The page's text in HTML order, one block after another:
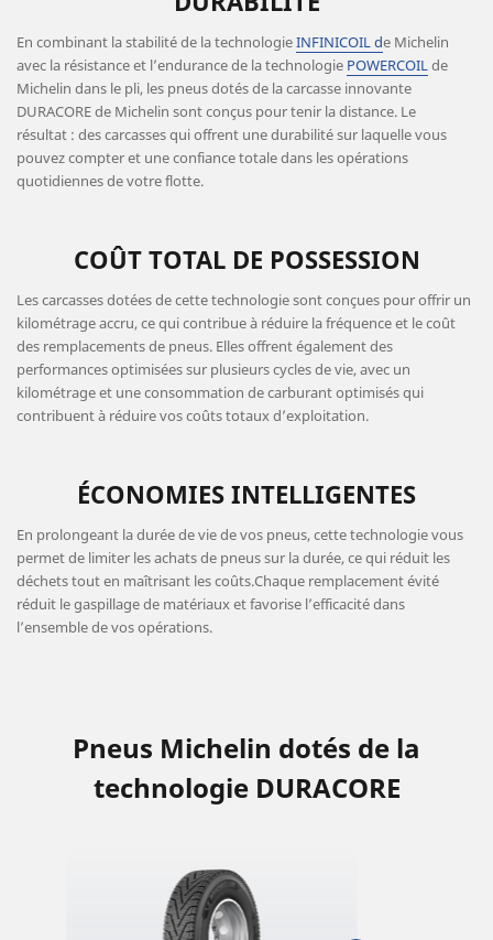
En combinant la stabilité de la technologieINFINICOILde Michelin
avec la résistance et l’endurance de la technologie POWERCOILde
Michelin dans le pli, les pneus dotés de la carcasse innovante
DURACORE de Michelin sont conçus pour tenir la distance. Le
résultat : des carcasses qui offrent une durabilité sur laquelle vous
pouvez compter et une confiance totale dans les opérations
quotidiennes de votre flotte.
COÛT TOTAL DE POSSESSION
Les carcasses dotées de cette technologie sont conçues pour offrir un
kilométrage accru, ce qui contribue à réduire la fréquence et le coût
des remplacements de pneus. Elles offrent également des
performances optimisées sur plusieurs cycles de vie, avec un
kilométrage et une consommation de carburant optimisés qui
contribuent à réduire vos coûts totaux d’exploitation.
ÉCONOMIES INTELLIGENTES
En prolongeant la durée de vie de vos pneus, cette technologie vous
permet de limiter les achats de pneus sur la durée, ce qui réduit les
déchets tout en maîtrisant les coûts.Chaque remplacement évité
réduit le gaspillage de matériaux et favorise l’efficacité dans
l’ensemble de vos opérations.
Pneus Michelin dotés de la
technologie DURACORE